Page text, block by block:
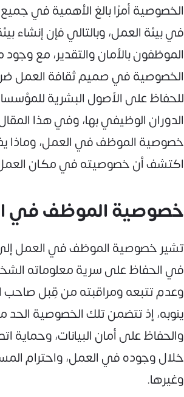
الخصوصية أمرًا بالغ الأهمية في
في بيئة العمل، وبالتالي فإن إنشاء
الموظفون بالأمان والتقدير، مع
الخصوصية في صميم ثقافة العمل
للحفاظ على الأصول البشرية
الدوران الوظيفي بها، وفي هذا
خصوصية الموظف في العمل، وماذا
اكتشف أن خصوصيته في مكان
خصوصية الموظف في
تشير خصوصية الموظف في العمل
في الحفاظ على سرية معلوماته
وعدم تتبعه ومراقبته من قِبل صاحب
ينوبه، إذ تتضمن تلك الخصوصية الحد
والحفاظ على أمان البيانات، وحماية
خلال وجوده في العمل، واحترام
وغيرها.